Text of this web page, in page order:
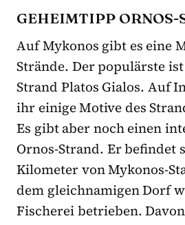
GEHEIMTIPP ORNOS-
Auf Mykonos gibt es eine
Strände. Der populärste
Strand Platos Gialos. Auf
ihr einige Motive des
Es gibt aber noch einen
Ornos-Strand. Er befindet
Kilometer von Mykonos-
dem gleichnamigen Dorf
Fischerei betrieben.